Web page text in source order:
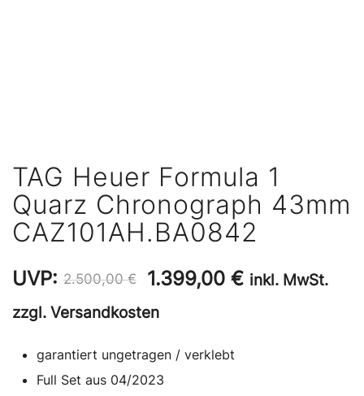
TAG Heuer Formula 1
Quarz Chronograph 43mm
CAZ101AH.BA0842
UVP: 2.500,00€
Ursprünglicher
Preis
war:
2.500,00 €
1.399,00 €Aktueller
inkl. MwSt.
zzgl. Versandkosten
garantiert ungetragen / verklebt
Full Set aus 04/2023